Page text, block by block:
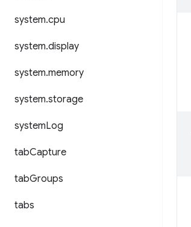
system.cpu
system.display
system.memory
system.storage
systemLog
tabCapture
tabGroups
tabs